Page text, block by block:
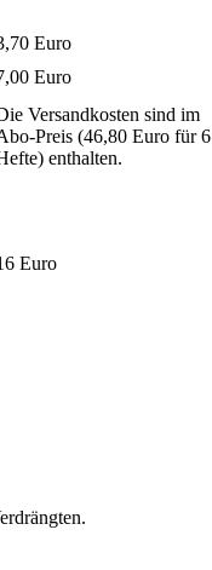
Euro
Euro
Versandkosten sind im
Preis (46,80 Euro für 6
enthalten.
Euro